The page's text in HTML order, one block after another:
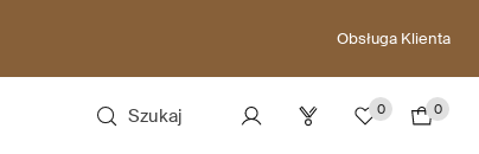
Obsługa Klienta
Szukaj 0 0